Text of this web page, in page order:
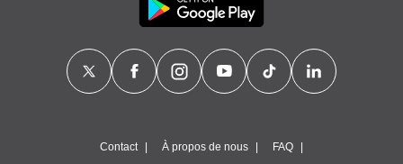
Contact À propos de nous FAQ